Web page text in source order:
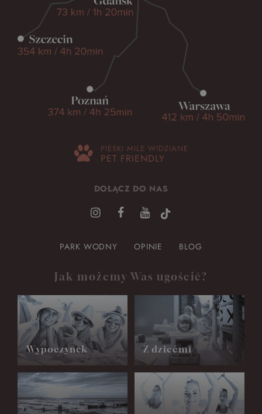
PIESKI MILE WIDZIANE
PET FRIENDLY
DOŁĄCZ DO NAS
PARK WODNY OPINIE BLOG
Jak możemy Was ugościć?
Wypoczynek Z dziećmi